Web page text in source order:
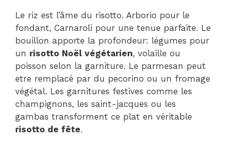
Le riz est l’âme du risotto. Arborio pour le
fondant, Carnaroli pour une tenue parfaite. Le
bouillon apporte la profondeur: légumes pour
un risotto Noël végétarien, volaille ou
poisson selon la garniture. Le parmesan peut
etre remplacé par du pecorino ou un fromage
végétal. Les garnitures festives comme les
champignons, les saint-jacques ou les
gambas transforment ce plat en véritable
risotto de fête.